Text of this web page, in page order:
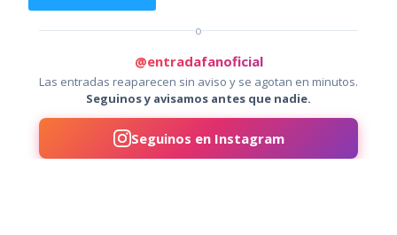
o
@entradafanoficial
Las entradas reaparecen sin aviso y se agotan en minutos.
Seguinos y avisamos antes que nadie.
Seguinos en Instagram